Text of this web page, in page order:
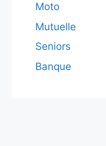
Moto
Mutuelle
Seniors
Banque